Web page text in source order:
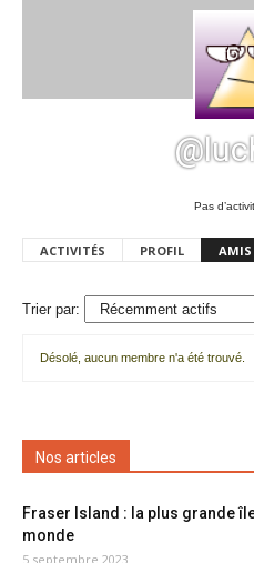
Pas
ACTIVITÉS PROFIL AMIS
Trier par:
amis
Désolé, aucun membre n'a été trouvé.
Nos articles
Fraser Island : la plus grande
monde
5 septembre 2023